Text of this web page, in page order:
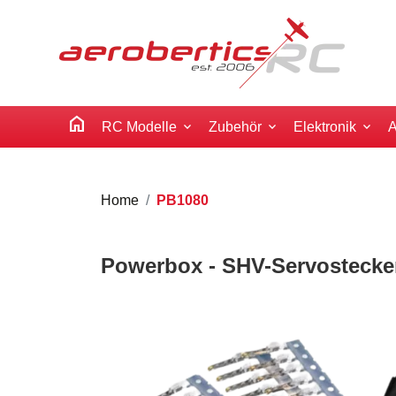
home RC Modelle Zubehör Elektronik
Home PB1080
Powerbox - SHV-